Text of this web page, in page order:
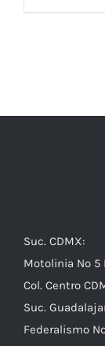
Suc. CDMX:
Motolinia No 5
Col. Centro
Suc.
Federalismo